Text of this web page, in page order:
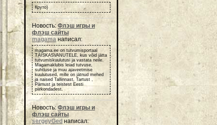
Круто)
Новость: Флэш игры и
флэш сайты
magama написал:
magama.ee on tutvumisportaal
TÄISKASVANUTELE, kus võid jätta
tutvumiskuulutusi ja vastata neile.
Magamaklubis leiad tutvuse,
suhtluse ja muu ajaveetmise
kuulutused, mille on jätnud mehed
ja naised Tallinnast, Tartust ,
Pärnust ja teistest Eesti
piirkondadest.
Новость:Флэш игры и
флэш сайты
sergeyGed написал: